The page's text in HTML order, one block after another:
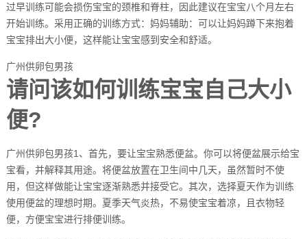
过早训练可能会损伤宝宝的颈椎和脊柱，因此建议在宝宝八个月左右
开始训练。采用正确的训练方式：妈妈辅助：可以让妈妈蹲下来抱着
宝宝排出大小便，这样能让宝宝感到安全和舒适。
广州供卵包男孩
请问该如何训练宝宝自己大小
便?
广州供卵包男孩1、首先，要让宝宝熟悉便盆。你可以将便盆展示给宝
宝看，并解释其用途。将便盆放置在卫生间中几天，虽然暂时不使
用，但这样做能让宝宝逐渐熟悉并接受它。其次，选择夏天作为训练
使用便盆的理想时期。夏季天气炎热，不易使宝宝着凉，且衣物轻
便，方便宝宝进行排便训练。